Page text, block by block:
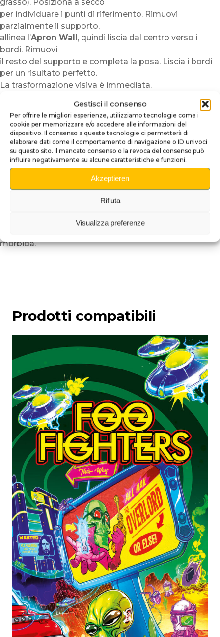
Gestisci il consenso
Per offrire le migliori esperienze, utilizziamo tecnologie come i
cookie per memorizzare e/o accedere alle informazioni del
dispositivo. Il consenso a queste tecnologie ci permetterà di
elaborare dati come il comportamento di navigazione o ID univoci
su questo sito. Il mancato consenso o la revoca del consenso può
influire negativamente su alcune caratteristiche e funzioni.
Akzeptieren
Rifiuta
Visualizza preferenze
grasso). Posiziona a secco
per individuare i punti di riferimento. Rimuovi
parzialmente il supporto,
allinea l’Apron Wall, quindi liscia dal centro verso i
bordi. Rimuovi
il resto del supporto e completa la posa. Liscia i bordi
per un risultato perfetto.
La trasformazione visiva è immediata.
Perché scegliere questo upgrade
apron ?
Per personalizzare il flipper senza modifiche né rischi
Per migliorare l’estetica della zona apron in pochi
minuti
Per ottenere una finitura premium, lucida e durevole
i visivi sono prodotti in piccole serie. Possono
verificarsi leggere variazioni
morbida.
Prodotti compatibili